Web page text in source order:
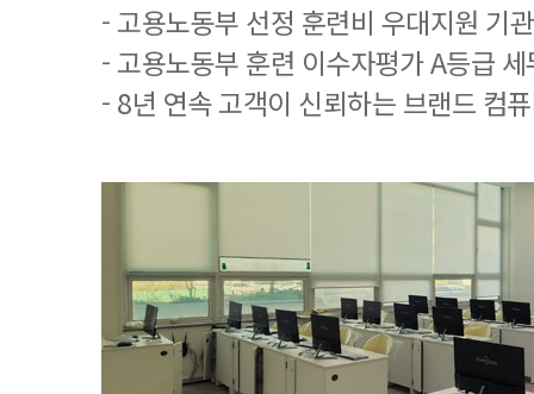
- 고용노동부 선정 훈련비 우대지원 기관
- 고용노동부 훈련 이수자평가 A등급
- 8년 연속 고객이 신뢰하는 브랜드 컴